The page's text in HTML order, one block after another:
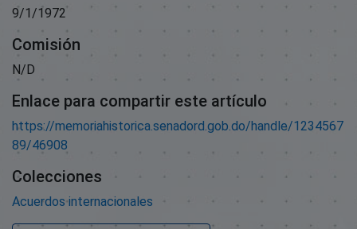
9/1/1972
Comisión
N/D
Enlace para compartir este artículo
https://memoriahistorica.senadord.gob.do/handle/1234567
89/46908
Colecciones
Acuerdos internacionales